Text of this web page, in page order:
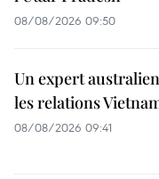
08/08/2026 09:50
Un expert
les relations
08/08/2026 09:41